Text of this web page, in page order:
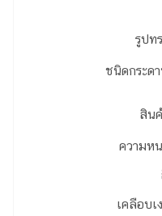
รูปท
ชนิดกระด
สิน
ความห
เคลือบเ